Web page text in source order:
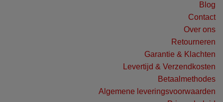
Blog
Contact
Over ons
Retourneren
Garantie & Klachten
Levertijd & Verzendkosten
Betaalmethodes
Algemene leveringsvoorwaarden